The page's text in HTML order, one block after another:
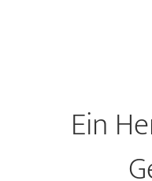
Ein